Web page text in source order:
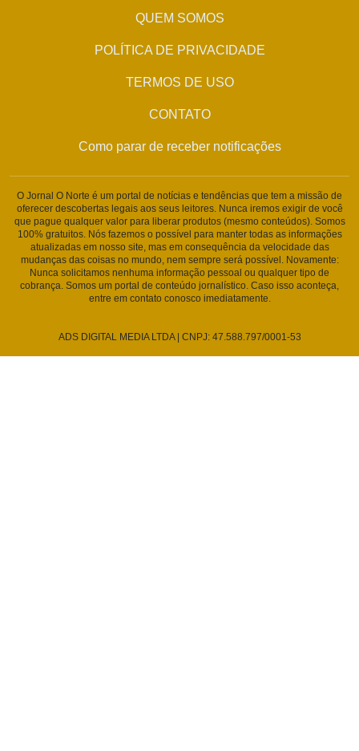
QUEM SOMOS
POLÍTICA DE PRIVACIDADE
TERMOS DE USO
CONTATO
Como parar de receber notificações
O Jornal O Norte é um portal de notícias e tendências que tem a missão de
oferecer descobertas legais aos seus leitores. Nunca iremos exigir de você
que pague qualquer valor para liberar produtos (mesmo conteúdos). Somos
100% gratuitos. Nós fazemos o possível para manter todas as informações
atualizadas em nosso site, mas em consequência da velocidade das
mudanças das coisas no mundo, nem sempre será possível. Novamente:
Nunca solicitamos nenhuma informação pessoal ou qualquer tipo de
cobrança. Somos um portal de conteúdo jornalístico. Caso isso aconteça,
entre em contato conosco imediatamente.
ADS DIGITAL MEDIA LTDA | CNPJ: 47.588.797/0001-53